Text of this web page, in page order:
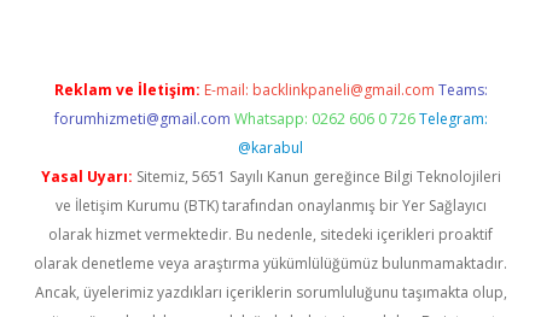
Reklam ve İletişim: E-mail: backlinkpaneli@gmail.com Teams:
forumhizmeti@gmail.com Whatsapp: 0262 606 0 726 Telegram:
@karabul
Yasal Uyarı: Sitemiz, 5651 Sayılı Kanun gereğince Bilgi Teknolojileri
ve İletişim Kurumu (BTK) tarafından onaylanmış bir Yer Sağlayıcı
olarak hizmet vermektedir. Bu nedenle, sitedeki içerikleri proaktif
olarak denetleme veya araştırma yükümlülüğümüz bulunmamaktadır.
Ancak, üyelerimiz yazdıkları içeriklerin sorumluluğunu taşımakta olup,